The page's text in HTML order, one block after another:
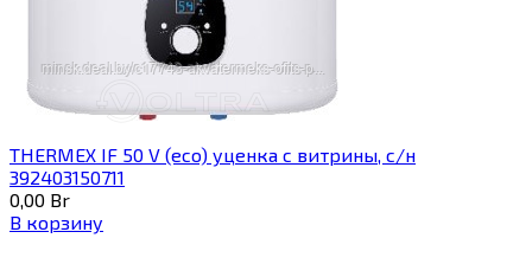
THERMEX IF 50 V (eco) уценка c витрины, с/н
392403150711
0,00 Br
В корзину